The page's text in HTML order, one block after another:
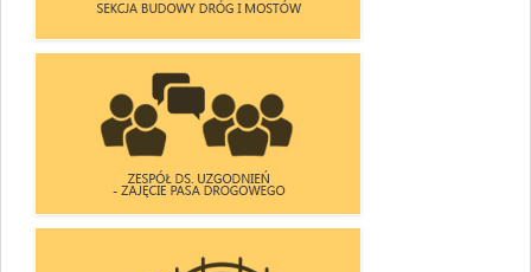
SEKCJA BUDOWY DRÓG I MOSTÓW